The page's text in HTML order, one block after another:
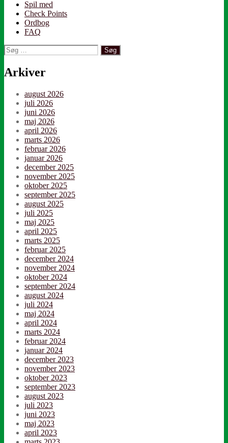
Spil med
Check Points
Ordbog
FAQ
Søg
efter:
Arkiver
august 2026
juli 2026
juni 2026
maj 2026
april 2026
marts 2026
februar 2026
januar 2026
december 2025
november 2025
oktober 2025
september 2025
august 2025
juli 2025
maj 2025
april 2025
marts 2025
februar 2025
december 2024
november 2024
oktober 2024
september 2024
august 2024
juli 2024
maj 2024
april 2024
marts 2024
februar 2024
januar 2024
december 2023
november 2023
oktober 2023
september 2023
august 2023
juli 2023
juni 2023
maj 2023
april 2023